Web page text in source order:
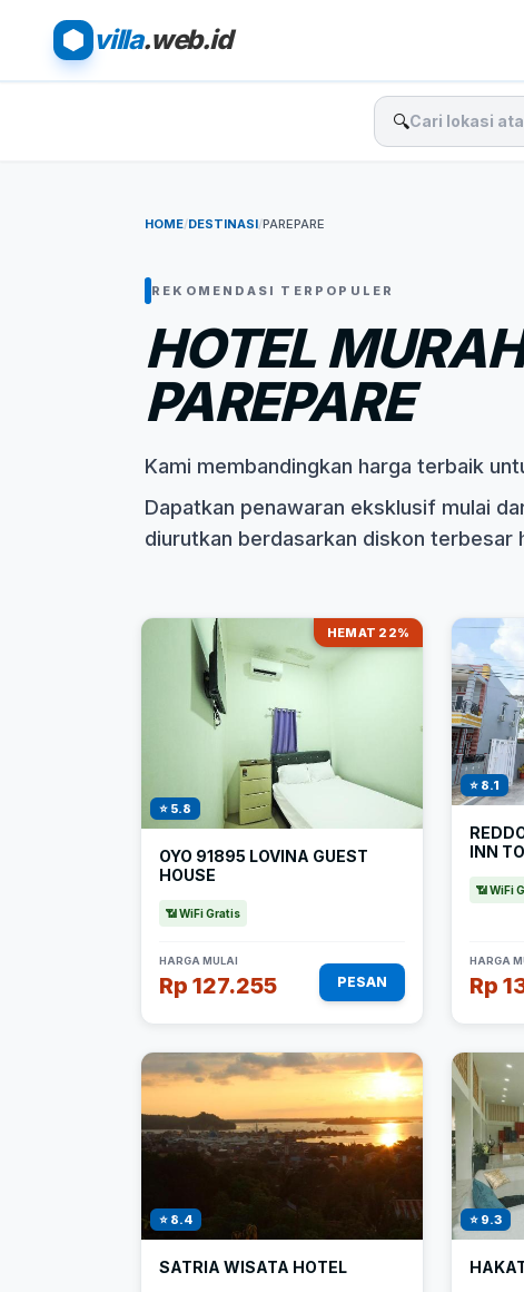
villa.web.id
🔍
HOME/DESTINASI/PAREPARE
REKOMENDASI TERPOPULER
HOTEL
PAREPARE
Kami membandingkan harga terbaik
Dapatkan penawaran eksklusif mulai
diurutkan berdasarkan diskon terbesar
HEMAT 22%
⭐ 5.8
OYO 91895 LOVINA GUEST
HOUSE
📶 WiFi Gratis
HARGA MULAI
Rp 127.255 PESAN
⭐ 8.1
INN
📶 WiFi
HARGA
Rp
⭐ 8.4
SATRIA WISATA HOTEL
⭐ 9.3